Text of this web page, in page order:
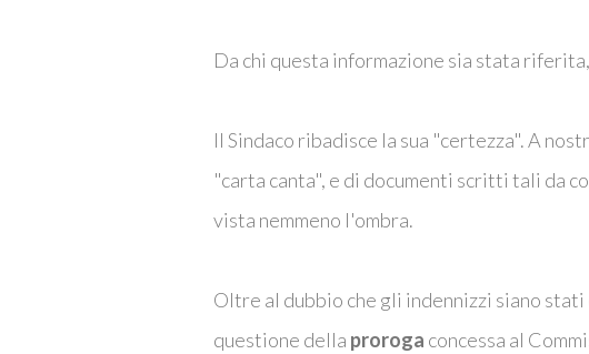
Da chi questa informazione sia stata
Il Sindaco ribadisce la sua "certezza". A
"carta canta", e di documenti scritti tali da
vista nemmeno l'ombra.
Oltre al dubbio che gli indennizzi siano
questione della proroga concessa al